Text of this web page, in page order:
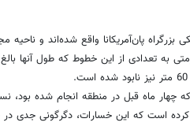
پان‌آمریکانا واقع شده‌اند و ناحیه
چهار ماه قبل در منطقه انجام شده بود،
است که این خسارات، دگرگونی جدی در